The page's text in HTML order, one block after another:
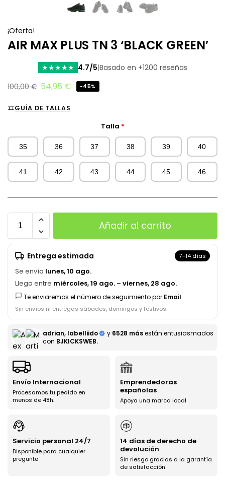
¡Oferta!
AIR MAX PLUS TN 3 ‘BLACK GREEN’
★★★★★ 4.7/5|Basado en +1200 reseñas
100,00€ 54,95 € -45%
GUÍA DE TALLAS
Talla *
35 36 37 38 39 40
41 42 43 44 45 46
Añadir al carrito
Entrega estimada 7–14 días
Se envía lunes, 10 ago.
Llega entre miércoles, 19 ago. – viernes, 28 ago.
Te enviaremos el número de seguimiento por Email.
Sin envíos ni entregas sábados, domingos y festivos.
adrian, labelliido y 6528 másestán entusiasmados
con BJKICKSWEB.
Envío Internacional
Procesamos tu pedido en
menos de 48h.
Emprendedoras
españolas
Apoya una marca local
Servicio personal 24/7
Disponible para cualquier
pregunta
14 días de derecho de
devolución
Sin riesgo gracias a la garantía
de satisfacción